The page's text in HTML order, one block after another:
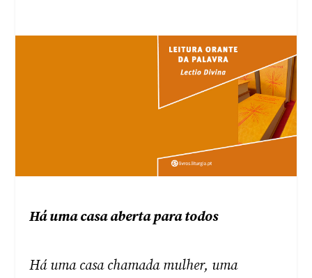
Há uma casa aberta para todos
Há uma casa chamada mulher, uma